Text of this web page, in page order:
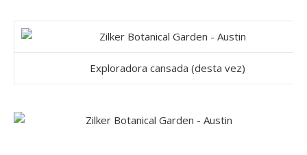
Exploradora cansada (desta vez)